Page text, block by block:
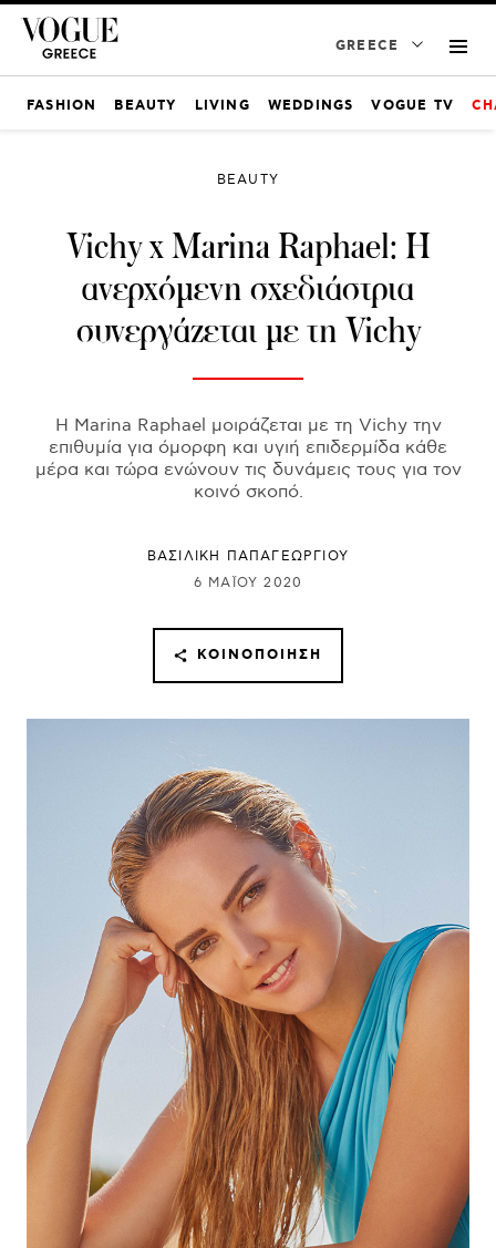
GREECE
FASHION BEAUTY LIVING WEDDINGS VOGUE TV
BEAUTY
Vichy x Marina Raphael: Η
ανερχόμενη σχεδιάστρια
συνεργάζεται με τη Vichy
Η Marina Raphael μοιράζεται με τη Vichy την
επιθυμία για όμορφη και υγιή επιδερμίδα κάθε
μέρα και τώρα ενώνουν τις δυνάμεις τους για τον
κοινό σκοπό.
ΒΑΣΙΛΙΚΗ ΠΑΠΑΓΕΩΡΓΙΟΥ
6 ΜΑΪ́ΟΥ 2020
ΚΟΙΝΟΠΟΊΗΣΗ